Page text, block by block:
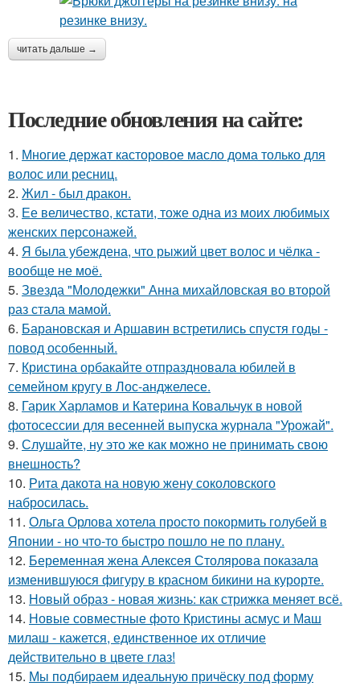
читать дальше →
Последние обновления на сайте:
1. Многие держат касторовое масло дома только для
волос или ресниц.
2. Жил - был дракон.
3. Ее величество, кстати, тоже одна из моих любимых
женских персонажей.
4. Я была убеждена, что рыжий цвет волос и чёлка -
вообще не моё.
5. Звезда "Молодежки" Анна михайловская во второй
раз стала мамой.
6. Барановская и Аршавин встретились спустя годы -
повод особенный.
7. Кристина орбакайте отпраздновала юбилей в
семейном кругу в Лос-анджелесе.
8. Гарик Харламов и Катерина Ковальчук в новой
фотосессии для весенней выпуска журнала "Урожай".
9. Слушайте, ну это же как можно не принимать свою
внешность?
10. Рита дакота на новую жену соколовского
набросилась.
11. Ольга Орлова хотела просто покормить голубей в
Японии - но что-то быстро пошло не по плану.
12. Беременная жена Алексея Столярова показала
изменившуюся фигуру в красном бикини на курорте.
13. Новый образ - новая жизнь: как стрижка меняет всё.
14. Новые совместные фото Кристины асмус и Маш
милаш - кажется, единственное их отличие
действительно в цвете глаз!
15. Мы подбираем идеальную причёску под форму